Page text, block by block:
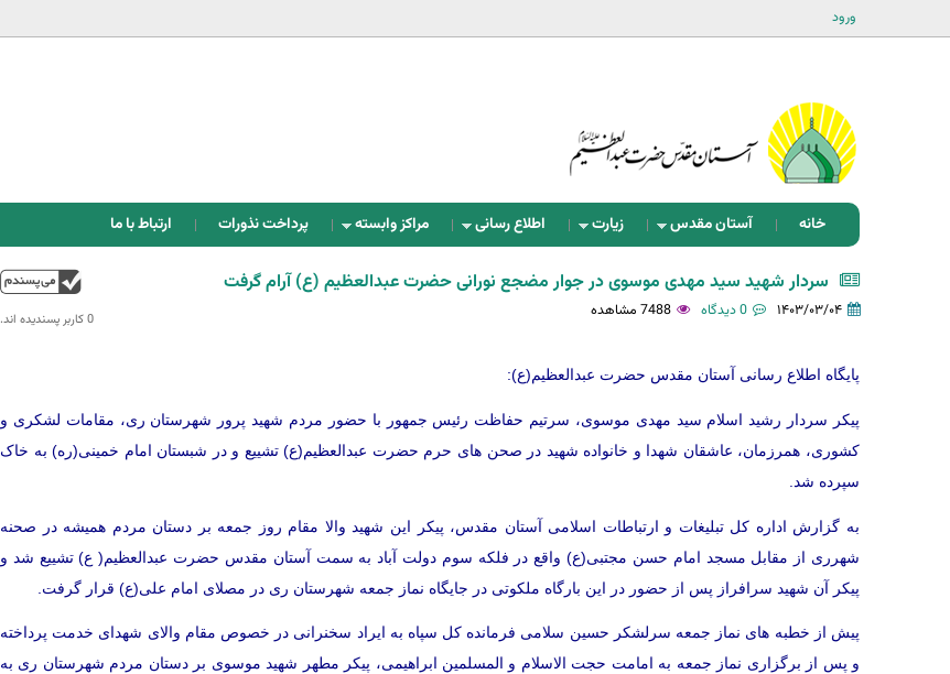
ورود
خانه آستان مقدس زیارت اطلاع رسانی مراکز وابسته پرداخت نذورات ارتباط با ما
0 کاربر پسندیده اند.‎
سردار شهید سید مهدی موسوی در جوار مضجع نورانی حضرت عبدالعظیم (ع) آرام گرفت
۱۴۰۳/۰۳/۰۴ 0 دیدگاه 7488 مشاهده
پایگاه اطلاع رسانی آستان مقدس حضرت عبدالعظیم(ع):
پیکر سردار رشید اسلام سید مهدی موسوی، سرتیم حفاظت رئیس جمهور با حضور مردم شهید پرور شهرستان ری، مقامات لشکری و
کشوری، همرزمان، عاشقان شهدا و خانواده شهید در صحن های حرم حضرت عبدالعظیم(ع) تشییع و در شبستان امام خمینی(ره) به خاک
سپرده شد.
به گزارش اداره کل تبلیغات و ارتباطات اسلامی آستان مقدس، پیکر این شهید والا مقام روز جمعه بر دستان مردم همیشه در صحنه
شهرری از مقابل مسجد امام حسن مجتبی(ع) واقع در فلکه سوم دولت آباد به سمت آستان مقدس حضرت عبدالعظیم( ع) تشییع شد و
پیکر آن شهید سرافراز پس از حضور در این بارگاه ملکوتی در جایگاه نماز جمعه شهرستان ری در مصلای امام علی(ع) قرار گرفت.
پیش از خطبه های نماز جمعه سرلشکر حسین سلامی فرمانده کل سپاه به ایراد سخنرانی در خصوص مقام والای شهدای خدمت پرداخته
و پس از برگزاری نماز جمعه به امامت حجت الاسلام و المسلمین ابراهیمی، پیکر مطهر شهید موسوی بر دستان مردم شهرستان ری به